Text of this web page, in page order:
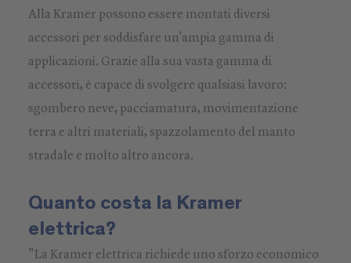
Alla Kramer possono essere montati diversi
accessori per soddisfare un'ampia gamma di
applicazioni. Grazie alla sua vasta gamma di
accessori, è capace di svolgere qualsiasi lavoro:
sgombero neve, pacciamatura, movimentazione
terra e altri materiali, spazzolamento del manto
stradale e molto altro ancora.
Quanto costa la Kramer
elettrica?
"La Kramer elettrica richiede uno sforzo economico